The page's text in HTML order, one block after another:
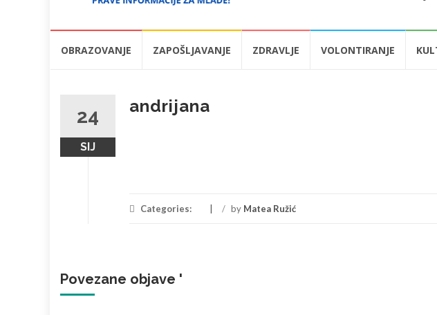
OBRAZOVANJE ZAPOŠLJAVANJE ZDRAVLJE VOLONTIRANJE
24
SIJ
andrijana
Categories: / by Matea Ružić
Povezane objave '